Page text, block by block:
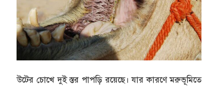
উটের চোখে দুই স্তর পাপড়ি রয়েছে। যার কারণে মরুভূমিতে